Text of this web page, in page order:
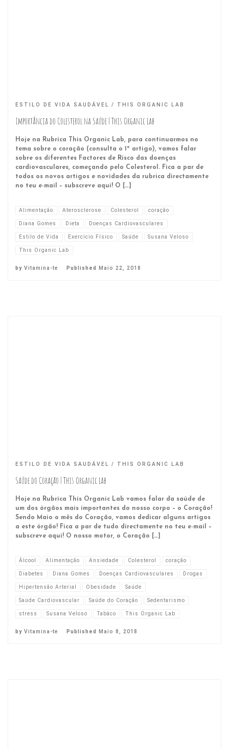
ESTILO DE VIDA SAUDÁVEL THIS ORGANIC LAB
Importância do Colesterol na Saúde | This Organic Lab
Hoje na Rubrica This Organic Lab, para continuarmos no
tema sobre o coração (consulta o 1º artigo), vamos falar
sobre os diferentes Factores de Risco das doenças
cardiovasculares, começando pelo Colesterol. Fica a par de
todos os novos artigos e novidades da rubrica directamente
no teu e-mail – subscreve aqui! O […]
Alimentação Aterosclerose Colesterol
coração
Diana Gomes
Dieta
Doenças Cardiovasculares
Estilo de Vida
Exercício Físico Saúde
Susana Veloso
This Organic Lab
by Vitamina-te Published Maio 22, 2018
ESTILO DE VIDA SAUDÁVEL THIS ORGANIC LAB
Saúde do Coração | This Organic Lab
Hoje na Rubrica This Organic Lab vamos falar da saúde de
um dos órgãos mais importantes do nosso corpo – o Coração!
Sendo Maio o mês do Coração, vamos dedicar alguns artigos
a este órgão! Fica a par de tudo directamente no teu e-mail –
subscreve aqui! O nosso motor, o Coração […]
Álcool Alimentação Ansiedade Colesterol
coração
Diabetes
Diana Gomes Doenças Cardiovasculares
Drogas
Hipertensão Arterial
Obesidade
Saúde
Saúde Cardiovascular
Saúde do Coração
Sedentarismo
stress
Susana Veloso Tabáco This Organic Lab
by Vitamina-te Published Maio 8, 2018